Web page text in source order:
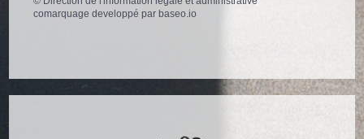
comarquage developpé par baseo.io